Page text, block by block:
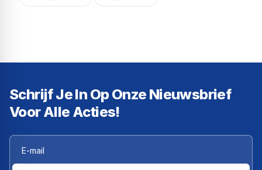
Schrijf Je In Op Onze Nieuwsbrief
Voor Alle Acties!